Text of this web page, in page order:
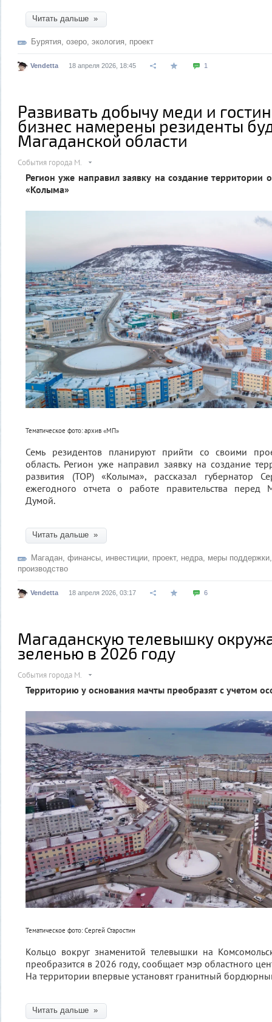
Читать дальше »
Бурятия, озеро, экология, проект
Vendetta 18 апреля 2026, 18:45 1
Развивать добычу меди и
бизнес намерены резиденты
Магаданской области
События города М.
Регион уже направил заявку на создание территории
«Колыма»
Тематическое фото: архив «МП»
Семь резидентов планируют прийти со своими
область. Регион уже направил заявку на создание
развития (ТОР) «Колыма», рассказал губернатор
ежегодного отчета о работе правительства перед
Думой.
Читать дальше »
Магадан финансы инвестиции проект, недра меры поддержки
производство
Vendetta 18 апреля 2026, 03:17 6
Магаданскую телевышку
зеленью в 2026 году
События города М.
Территорию у основания мачты преобразят с учетом
Тематическое фото: Сергей Старостин
Кольцо вокруг знаменитой телевышки на
преобразится в 2026 году, сообщает мэр областного
На территории впервые установят гранитный
Читать дальше »